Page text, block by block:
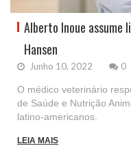
Alberto Inoue assume
Hansen
Junho 10, 2022 0
O médico veterinário
de Saúde e Nutrição
latino-americanos.
LEIA MAIS